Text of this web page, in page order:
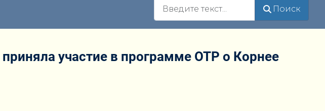
Поиск
участие в программе ОТР о Корнее